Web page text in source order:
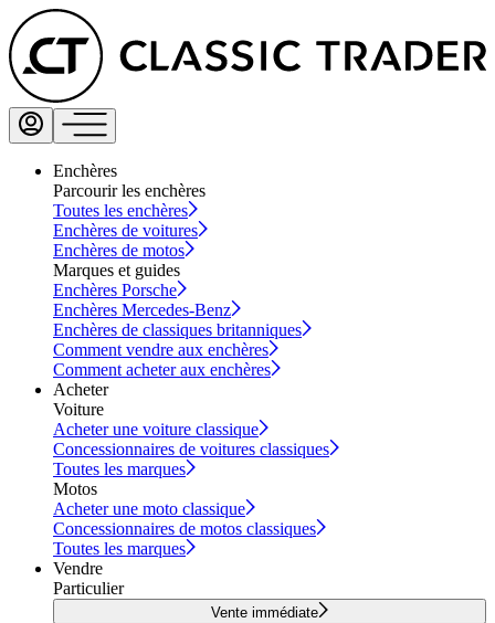
Enchères
Parcourir les enchères
Toutes les enchères
Enchères de voitures
Enchères de motos
Marques et guides
Enchères Porsche
Enchères Mercedes-Benz
Enchères de classiques britanniques
Comment vendre aux enchères
Comment acheter aux enchères
Acheter
Voiture
Acheter une voiture classique
Concessionnaires de voitures classiques
Toutes les marques
Motos
Acheter une moto classique
Concessionnaires de motos classiques
Toutes les marques
Vendre
Particulier
Vente immédiate